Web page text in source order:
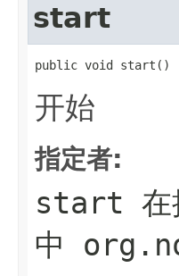
start
public void start()
开始
指定者:
start 在
中